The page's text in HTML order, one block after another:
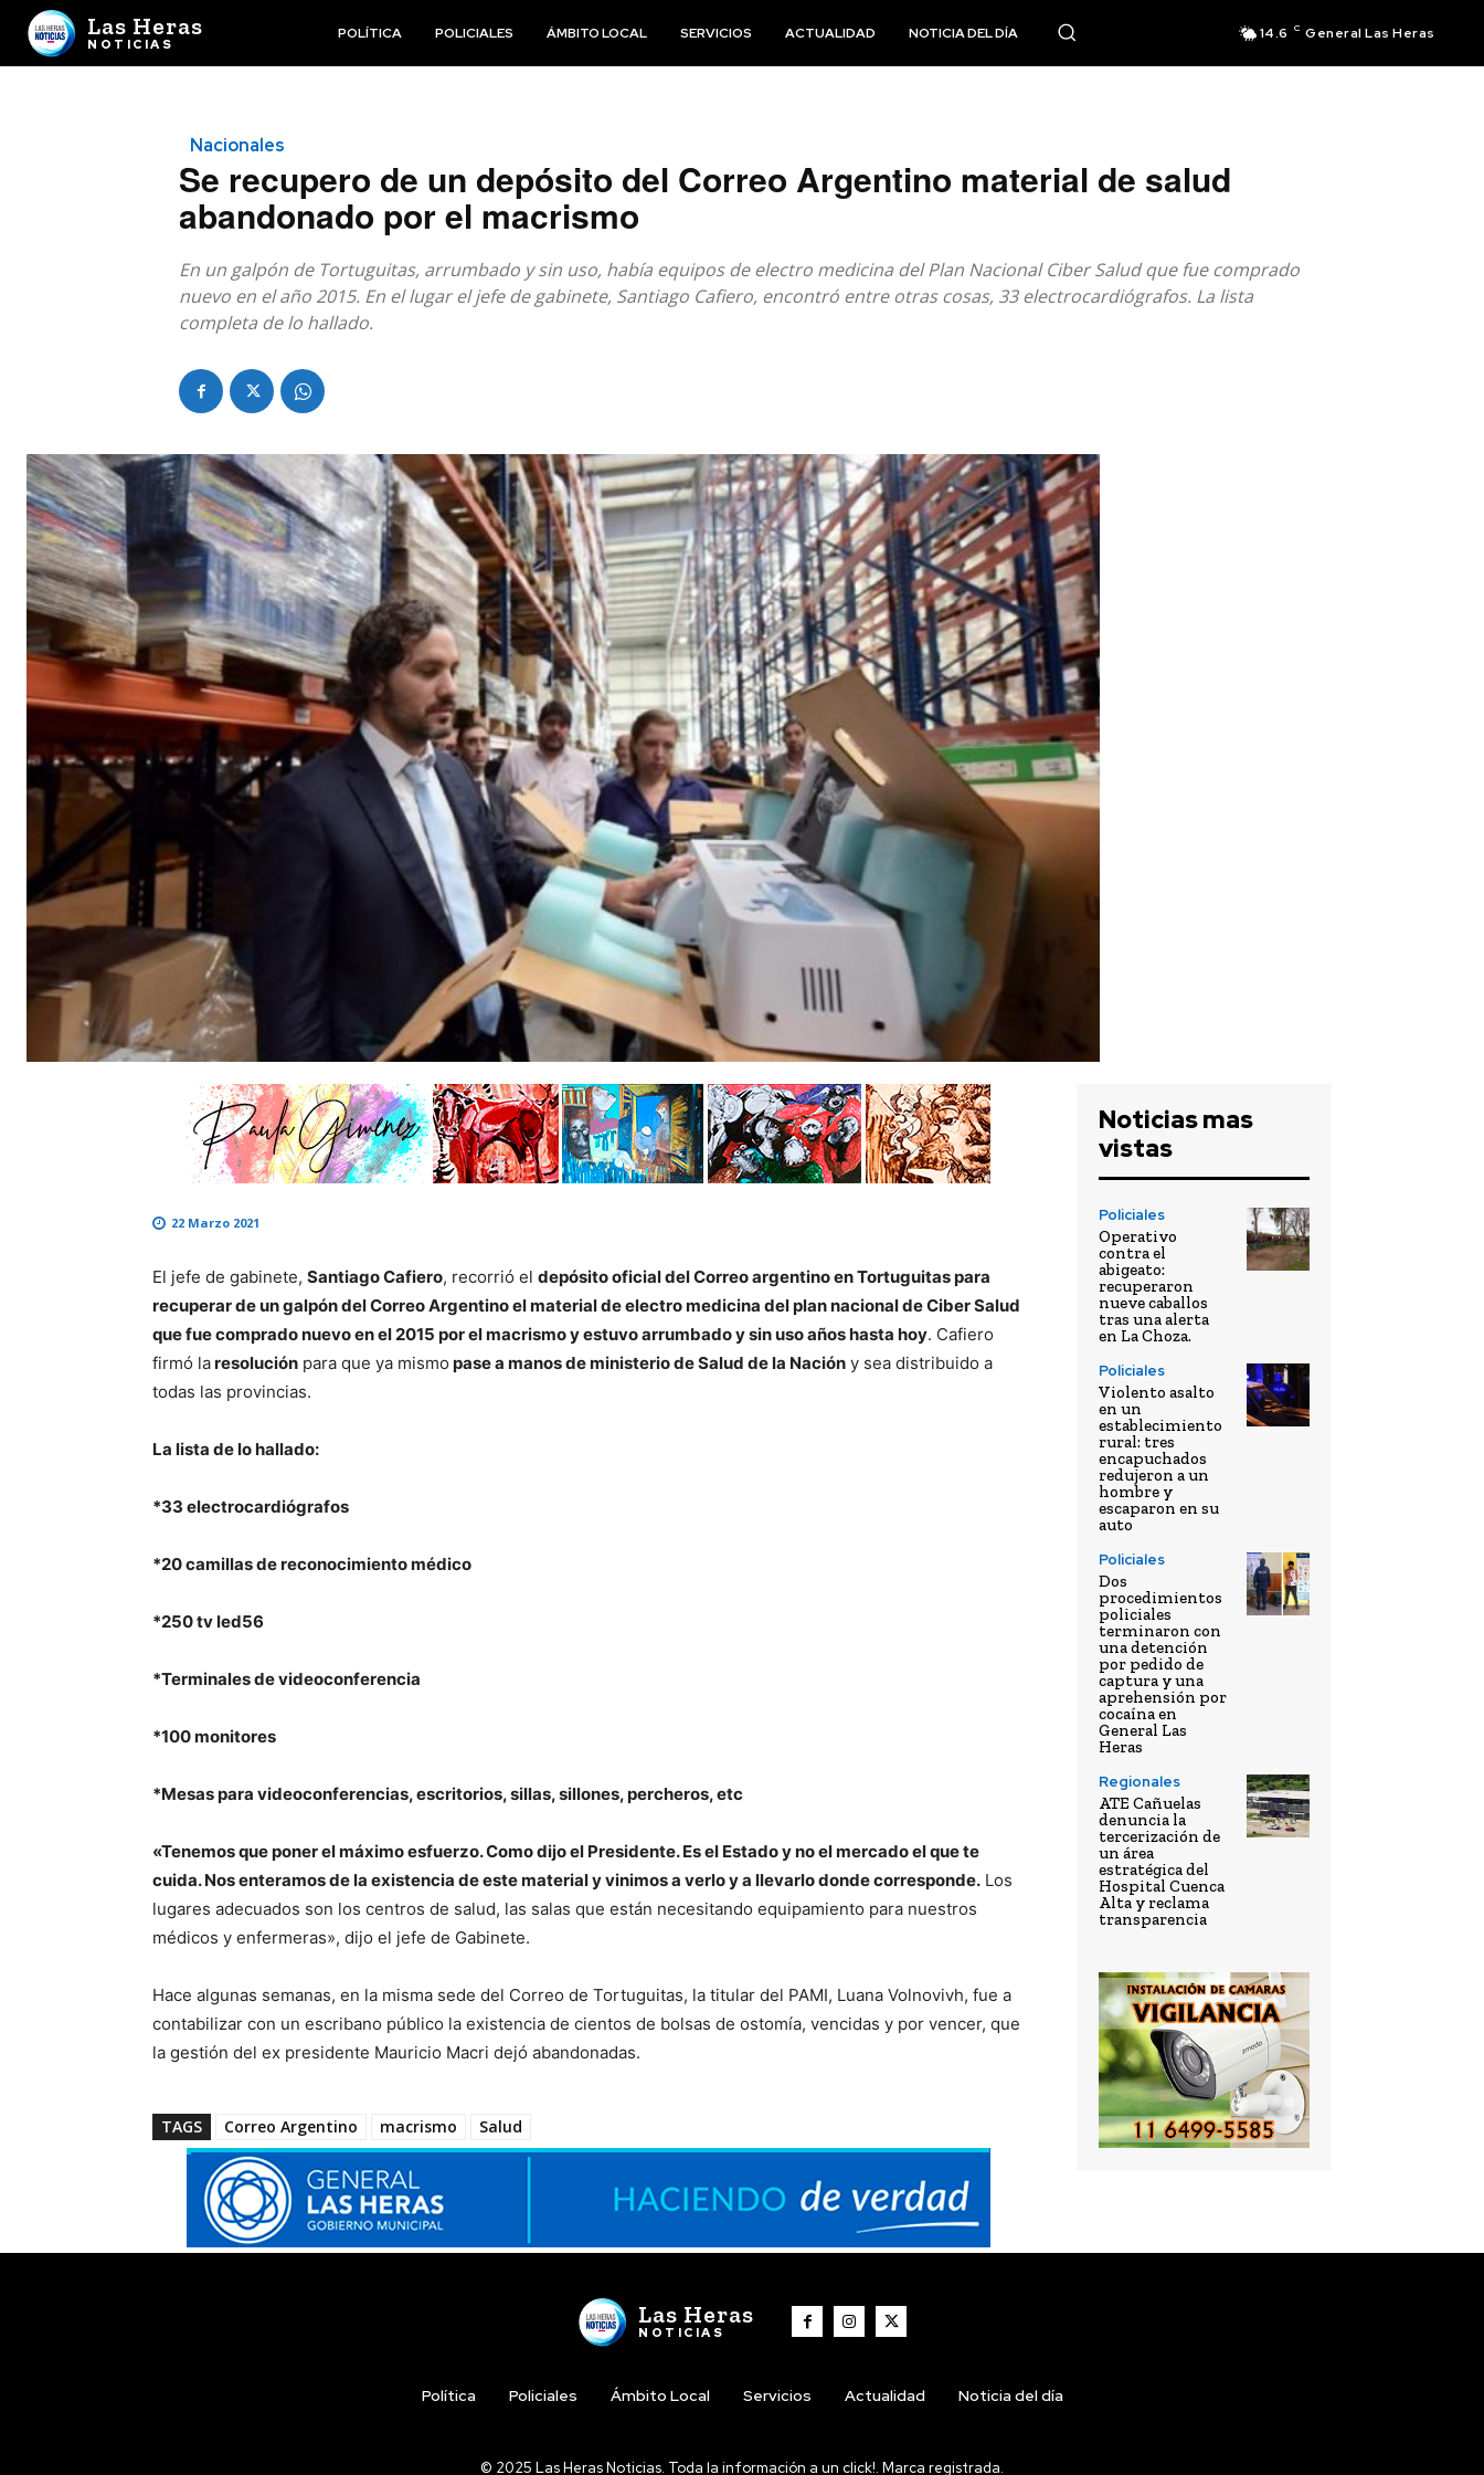
Las Heras
NOTICIAS
POLÍTICA POLICIALES ÁMBITO LOCAL SERVICIOS ACTUALIDAD NOTICIA DEL DÍA 14.6 C General Las Heras
Nacionales
Se recupero de un depósito del Correo Argentino material de salud
abandonado por el macrismo
En un galpón de Tortuguitas, arrumbado y sin uso, había equipos de electro medicina del Plan Nacional Ciber Salud que fue comprado
nuevo en el año 2015. En el lugar el jefe de gabinete, Santiago Cafiero, encontró entre otras cosas, 33 electrocardiógrafos. La lista
completa de lo hallado.
22 Marzo 2021
El jefe de gabinete, Santiago Cafiero, recorrió el depósito oficial del Correo argentino en Tortuguitas para
recuperar de un galpón del Correo Argentino el material de electro medicina del plan nacional de Ciber Salud
que fue comprado nuevo en el 2015 por el macrismo y estuvo arrumbado y sin uso años hasta hoy. Cafiero
firmó laresolución para que ya mismo pase a manos de ministerio de Salud de la Nación y sea distribuido a
todas las provincias.
La lista de lo hallado:
*33 electrocardiógrafos
*20 camillas de reconocimiento médico
*250 tv led56
*Terminales de videoconferencia
*100 monitores
*Mesas para videoconferencias, escritorios, sillas, sillones, percheros, etc
«Tenemos que poner el máximo esfuerzo. Como dijo el Presidente. Es el Estado y no el mercado el que te
cuida. Nos enteramos de la existencia de este material y vinimos a verlo y a llevarlo donde corresponde. Los
lugares adecuados son los centros de salud, las salas que están necesitando equipamiento para nuestros
médicos y enfermeras», dijo el jefe de Gabinete.
Hace algunas semanas, en la misma sede del Correo de Tortuguitas, la titular del PAMI, Luana Volnovivh, fue a
contabilizar con un escribano público la existencia de cientos de bolsas de ostomía, vencidas y por vencer, que
la gestión del ex presidente Mauricio Macri dejó abandonadas.
TAGS Correo Argentino macrismo Salud
Noticias mas
vistas
Policiales
Operativo
contra el
abigeato:
recuperaron
nueve caballos
tras una alerta
en La Choza.
Policiales
Violento asalto
en un
establecimiento
rural: tres
encapuchados
redujeron a un
hombre y
escaparon en su
auto
Policiales
Dos
procedimientos
policiales
terminaron con
una detención
por pedido de
captura y una
aprehensión por
cocaína en
General Las
Heras
Regionales
ATE Cañuelas
denuncia la
tercerización de
un área
estratégica del
Hospital Cuenca
Alta y reclama
transparencia
Las Heras
NOTICIAS
Política Policiales Ámbito Local Servicios Actualidad Noticia del día
© 2025 Las Heras Noticias. Toda la información a un click!. Marca registrada.